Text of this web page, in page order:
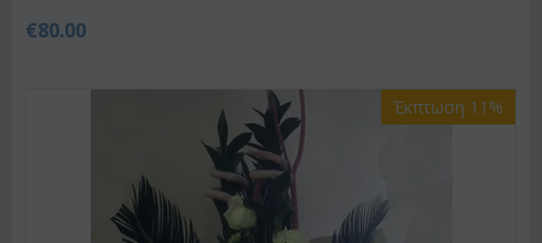
€80.00
Έκπτωση 11%